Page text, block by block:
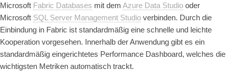
Microsoft Fabric Databases mit dem Azure Data Studio oder
Microsoft SQL Server Management Studio verbinden. Durch die
Einbindung in Fabric ist standardmäßig eine schnelle und leichte
Kooperation vorgesehen. Innerhalb der Anwendung gibt es ein
standardmäßig eingerichtetes Performance Dashboard, welches die
wichtigsten Metriken automatisch trackt.